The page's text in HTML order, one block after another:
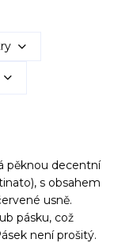
pěknou decentní
s obsahem
usně.
pásku, což
není prošitý.